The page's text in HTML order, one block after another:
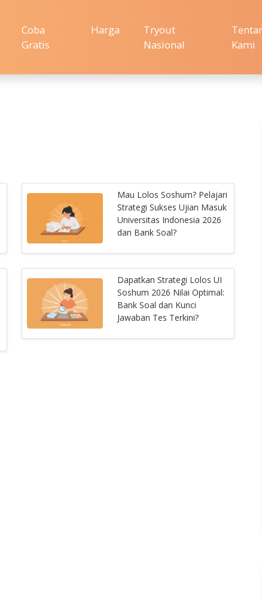
Coba
Gratis
Harga
Tryout
Nasional
Kami
Mau Lolos Soshum? Pelajari
Strategi Sukses Ujian Masuk
Universitas Indonesia 2026
dan Bank Soal?
Dapatkan Strategi Lolos UI
Soshum 2026 Nilai Optimal:
Bank Soal dan Kunci
Jawaban Tes Terkini?